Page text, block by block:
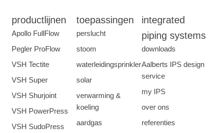
productlijnen
Apollo FullFlow
Pegler ProFlow
VSH Tectite
VSH Super
VSH Shurjoint
VSH PowerPress
VSH SudoPress
toepassingen
perslucht
stoom
waterleidingsprinkler
solar
verwarming &
koeling
aardgas
integrated
piping systems
downloads
Aalberts IPS design
service
my IPS
over ons
referenties